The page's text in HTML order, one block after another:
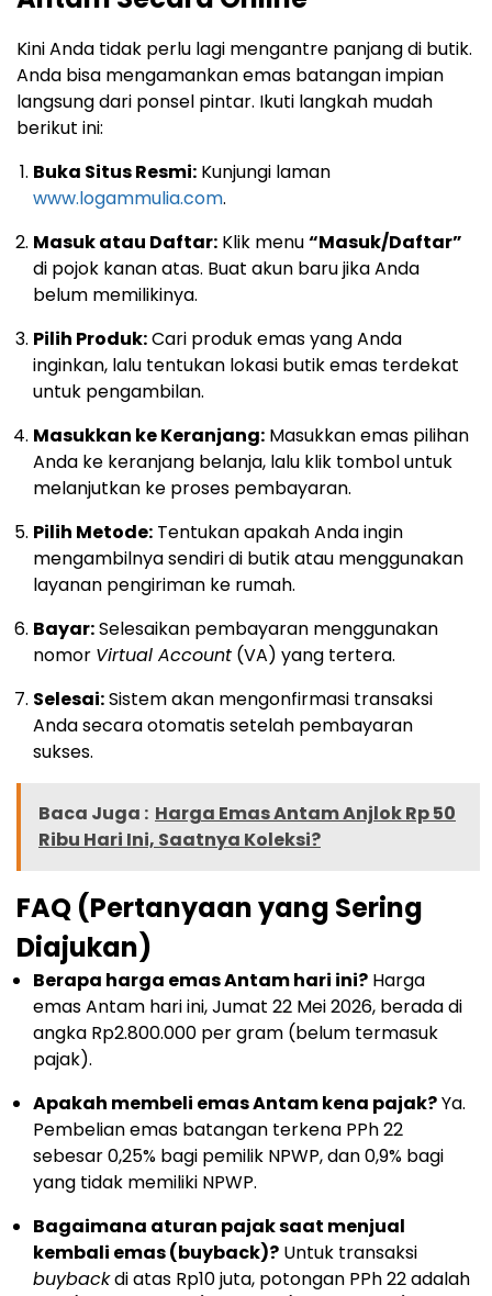
Kini Anda tidak perlu lagi mengantre panjang di butik.
Anda bisa mengamankan emas batangan impian
langsung dari ponsel pintar. Ikuti langkah mudah
berikut ini:
Buka Situs Resmi: Kunjungi laman
www.logammulia.com.
Masuk atau Daftar: Klik menu“Masuk/Daftar”
di pojok kanan atas. Buat akun baru jika Anda
belum memilikinya.
Pilih Produk:Cari produk emas yang Anda
inginkan, lalu tentukan lokasi butik emas terdekat
untuk pengambilan.
Masukkan ke Keranjang: Masukkan emas pilihan
Anda ke keranjang belanja, lalu klik tombol untuk
melanjutkan ke proses pembayaran.
Pilih Metode: Tentukan apakah Anda ingin
mengambilnya sendiri di butik atau menggunakan
layanan pengiriman ke rumah.
Bayar:Selesaikan pembayaran menggunakan
nomor Virtual Account (VA) yang tertera.
Selesai:Sistem akan mengonfirmasi transaksi
Anda secara otomatis setelah pembayaran
sukses.
Baca Juga : Harga Emas Antam Anjlok Rp 50
Ribu Hari Ini, Saatnya Koleksi?
FAQ (Pertanyaan yang Sering
Diajukan)
Berapa harga emas Antam hari ini? Harga
emas Antam hari ini,Jumat 22 Mei 2026, berada di
angka Rp2.800.000 per gram (belum termasuk
pajak).
Apakah membeli emas Antam kena pajak?Ya.
Pembelian emas batangan terkena PPh 22
sebesar 0,25% bagi pemilik NPWP,dan 0,9% bagi
yang tidak memiliki NPWP.
Bagaimana aturan pajak saat menjual
kembali emas (buyback)? Untuk transaksi
buybackdi atas Rp10 juta, potongan PPh 22 adalah